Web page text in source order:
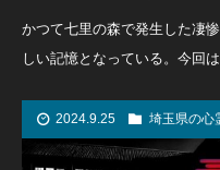
かつて七里の森で発生した凄
しい記憶となっている。今回
2024.9.25 埼玉県の心